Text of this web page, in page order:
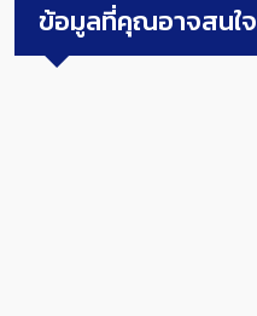
ข้อมูลที่คุณอาจสนใจ